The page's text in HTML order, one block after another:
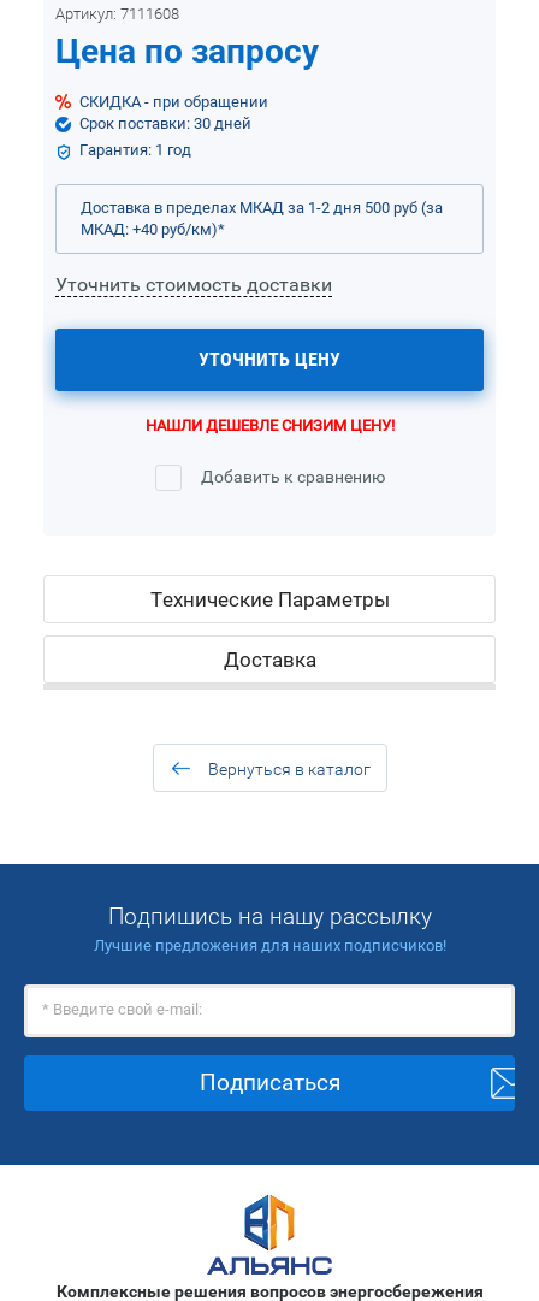
Артикул: 7111608
Цена по запросу
СКИДКА - при обращении
Срок поставки: 30 дней
Гарантия: 1 год
Доставка в пределах МКАД за 1-2 дня 500 руб (за
МКАД: +40 руб/км)*
Уточнить стоимость доставки
УТОЧНИТЬ ЦЕНУ
НАШЛИ ДЕШЕВЛЕ СНИЗИМ ЦЕНУ!
Добавить к сравнению
Технические Параметры
Доставка
Вернуться в каталог
Подпишись на нашу рассылку
Лучшие предложения для наших подписчиков!
Подписаться
Комплексные решения вопросов энергосбережения